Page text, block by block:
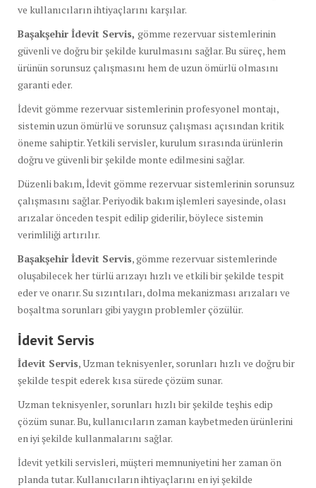
ve kullanıcıların ihtiyaçlarını karşılar.
Başakşehir İdevit Servis, gömme rezervuar sistemlerinin
güvenli ve doğru bir şekilde kurulmasını sağlar. Bu süreç, hem
ürünün sorunsuz çalışmasını hem de uzun ömürlü olmasını
garanti eder.
İdevit gömme rezervuar sistemlerinin profesyonel montajı,
sistemin uzun ömürlü ve sorunsuz çalışması açısından kritik
öneme sahiptir. Yetkili servisler, kurulum sırasında ürünlerin
doğru ve güvenli bir şekilde monte edilmesini sağlar.
Düzenli bakım, İdevit gömme rezervuar sistemlerinin sorunsuz
çalışmasını sağlar. Periyodik bakım işlemleri sayesinde, olası
arızalar önceden tespit edilip giderilir, böylece sistemin
verimliliği artırılır.
Başakşehir İdevit Servis, gömme rezervuar sistemlerinde
oluşabilecek her türlü arızayı hızlı ve etkili bir şekilde tespit
eder ve onarır. Su sızıntıları, dolma mekanizması arızaları ve
boşaltma sorunları gibi yaygın problemler çözülür.
İdevit Servis
İdevit Servis, Uzman teknisyenler, sorunları hızlı ve doğru bir
şekilde tespit ederek kısa sürede çözüm sunar.
Uzman teknisyenler, sorunları hızlı bir şekilde teşhis edip
çözüm sunar. Bu, kullanıcıların zaman kaybetmeden ürünlerini
en iyi şekilde kullanmalarını sağlar.
İdevit yetkili servisleri, müşteri memnuniyetini her zaman ön
planda tutar. Kullanıcıların ihtiyaçlarını en iyi şekilde